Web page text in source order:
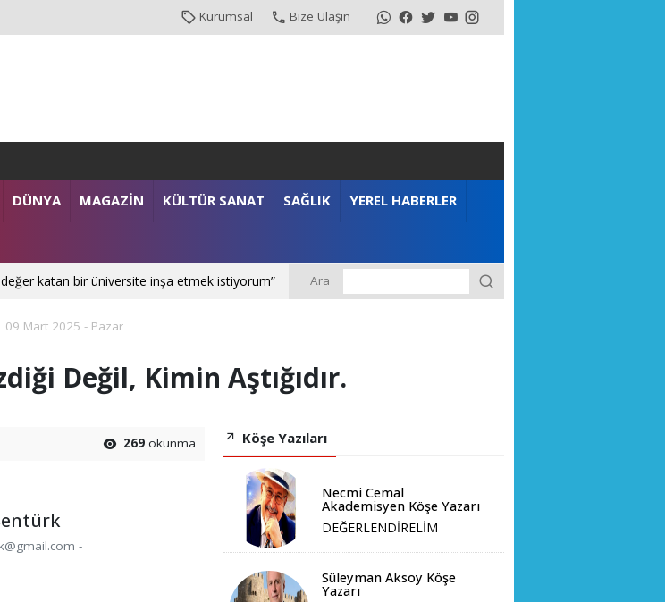
Kurumsal Bize Ulaşın
DÜNYA MAGAZİN KÜLTÜR SANAT SAĞLIK YEREL HABERLER
ATANDI
değer katan bir üniversite inşa etmek istiyorum” Ara
09 Mart 2025 - Pazar
Değil, Kimin Aştığıdır.
269 okunma
-
Köşe Yazıları
Necmi Cemal
Akademisyen Köşe Yazarı
DEĞERLENDİRELİM
Süleyman Aksoy Köşe
Yazarı